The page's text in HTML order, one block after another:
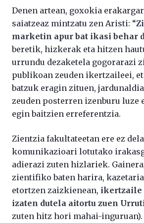
Denen artean, goxokia
saiatzeaz mintzatu zen Aristi: “
marketin apur bat ikasi behar
beretik, hizkerak eta hitzen
urrundu dezaketela gogorarazi
publikoan zeuden ikertzaileei,
batzuk eragin zituen,
zeuden posterren izenburu luze
egin baitzien erreferentzia.
Zientzia fakultateetan ere ez dela
komunikazioari lotutako
adierazi zuten hizlariek.
zientifiko baten harira,
etortzen zaizkienean, ikertzaile
izaten dutela aitortu zuen
zuten hitz hori mahai-inguruan).